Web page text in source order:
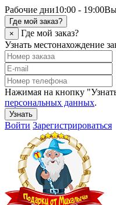
Рабочие дни10:00 - 19:00
Где мой заказ?
×
Где мой заказ?
Узнать местонахождение
Нажимая на кнопку
персональных данных.
Узнать
Войти Зарегистрироваться